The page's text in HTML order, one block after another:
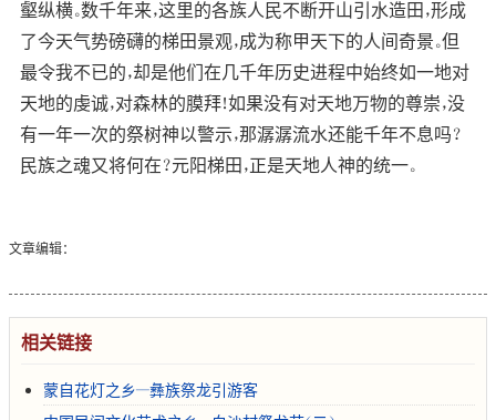
壑纵横。数千年来，这里的各族人民不断开山引水造田，形成
了今天气势磅礴的梯田景观，成为称甲天下的人间奇景。但
最令我不已的，却是他们在几千年历史进程中始终如一地对
天地的虔诚，对森林的膜拜！如果没有对天地万物的尊崇，没
有一年一次的祭树神以警示，那潺潺流水还能千年不息吗？
民族之魂又将何在？元阳梯田，正是天地人神的统一。
文章编辑：
相关链接
蒙自花灯之乡--彝族祭龙引游客